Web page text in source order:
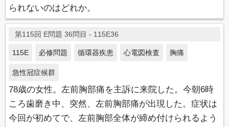
られないのはどれか。
第115回 E問題 36問目 - 115E36
115E 必修問題 循環器疾患 心電図検査 胸痛
急性冠症候群
78歳の女性。左前胸部痛を主訴に来院した。今朝6時
ころ歯磨き中、突然、左前胸部痛が出現した。症状は
今回が初めてで、左前胸部全体が締め付けられるよう